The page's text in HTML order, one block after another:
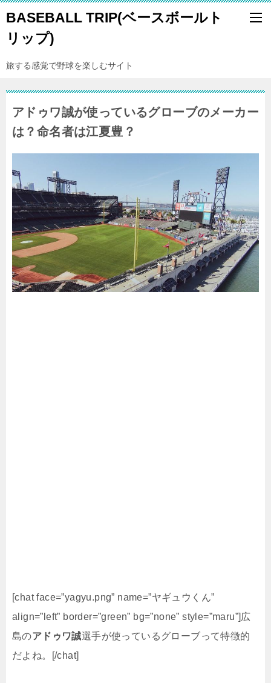
BASEBALL TRIP(ベースボールト
リップ)
旅する感覚で野球を楽しむサイト
アドゥワ誠が使っているグローブのメーカー
は？命名者は江夏豊？
[chat face=”yagyu.png” name=”ヤギュウくん”
align=”left” border=”green” bg=”none” style=”maru”]広
島のアドゥワ誠選手が使っているグローブって特徴的
だよね。[/chat]